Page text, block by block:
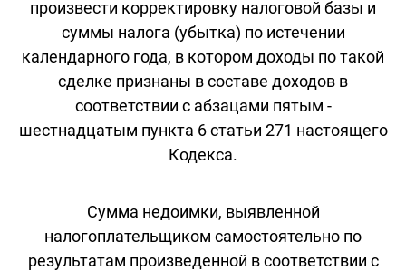
произвести корректировку налоговой базы и
суммы налога (убытка) по истечении
календарного года, в котором доходы по такой
сделке признаны в составе доходов в
соответствии с абзацами пятым -
шестнадцатым пункта 6 статьи 271 настоящего
Кодекса.
Сумма недоимки, выявленной
налогоплательщиком самостоятельно по
результатам произведенной в соответствии с